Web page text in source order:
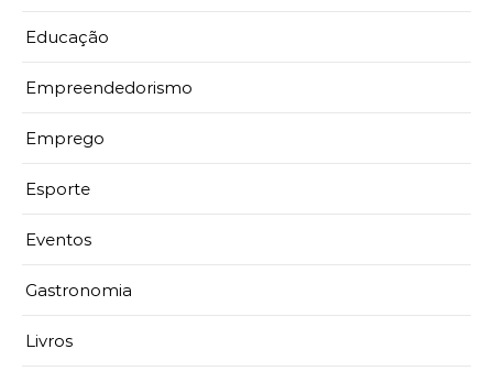
Educação
Empreendedorismo
Emprego
Esporte
Eventos
Gastronomia
Livros